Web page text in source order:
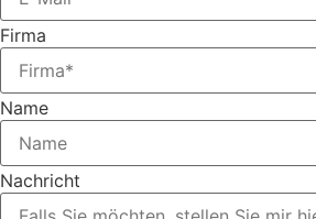
Firma
Name
Nachricht